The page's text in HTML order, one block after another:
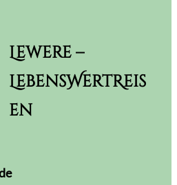
Lewere –
LebensWertReis
en